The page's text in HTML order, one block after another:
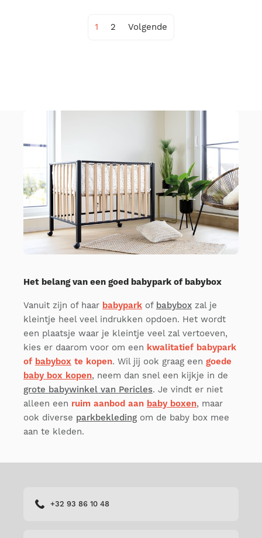
1 2 Volgende
Het belang van een goed babypark of babybox
Vanuit zijn of haar babypark of babybox zal je
kleintje heel veel indrukken opdoen. Het wordt
een plaatsje waar je kleintje veel zal vertoeven,
kies er daarom voor om een kwalitatief babypark
of babybox te kopen. Wil jij ook graag een goede
baby box kopen, neem dan snel een kijkje in de
grote babywinkel van Pericles. Je vindt er niet
alleen een ruim aanbod aan baby boxen, maar
ook diverse parkbekleding om de baby box mee
aan te kleden.
+32 93 86 10 48